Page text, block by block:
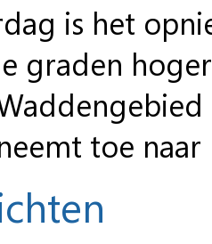
is het
graden
toe